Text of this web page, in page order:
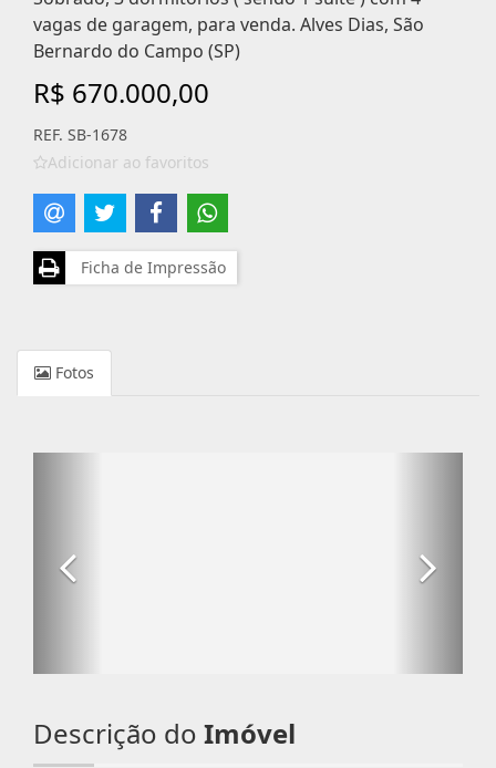
vagas de garagem, para venda. Alves Dias, São
Bernardo do Campo (SP)
R$ 670.000,00
REF. SB-1678
Adicionar ao favoritos
Ficha de Impressão
Fotos
Descrição do Imóvel